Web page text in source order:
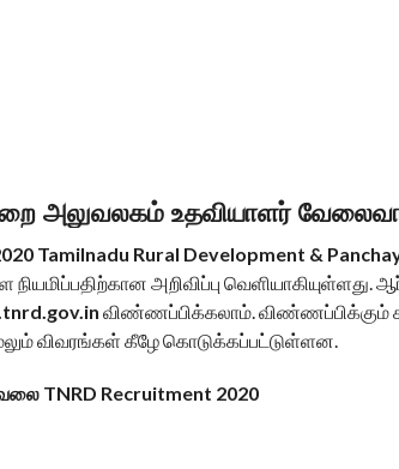
அலுவலகம் உதவியாளர்
Tamilnadu Rural Development &
அறிவிப்பு வெளியாகியுள்ளது.
விண்ணப்பிக்கலாம். விண்ணப்பிக்கும்
விவரங்கள் கீழே கொடுக்கப்பட்டுள்ளன.
TNRD Recruitment 2020